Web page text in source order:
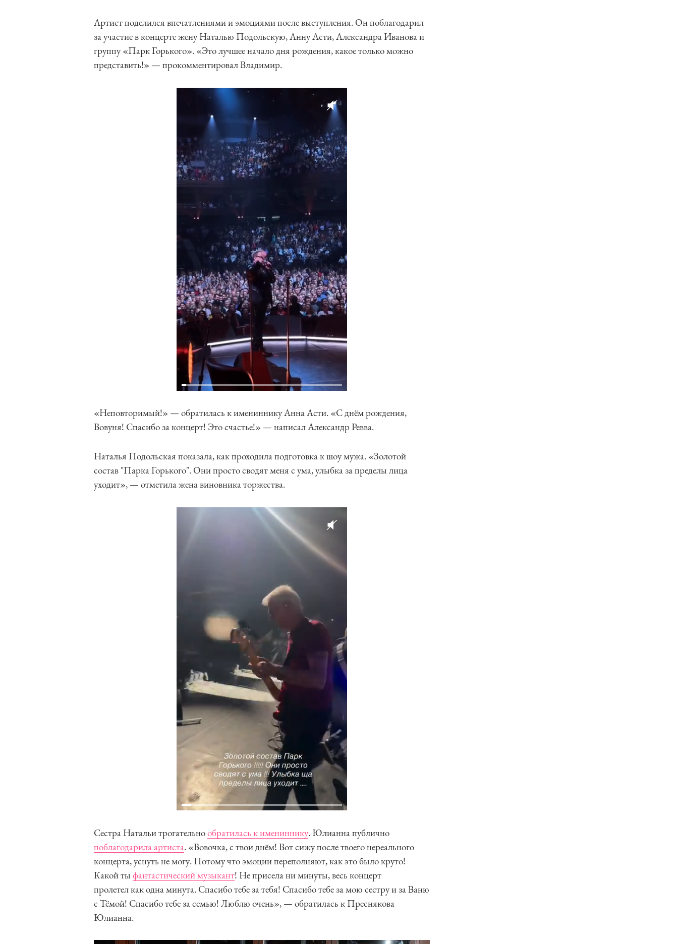
Артист поделился впечатлениями и эмоциями после выступления. Он поблагодарил
за участие в концерте жену Наталью Подольскую, Анну Асти, Александра Иванова и
группу «Парк Горького». «Это лучшее начало дня рождения, какое только можно
представить!» — прокомментировал Владимир.
«Неповторимый!» — обратилась к имениннику Анна Асти. «С днём рождения,
Вовуня! Спасибо за концерт! Это счастье!» — написал Александр Ревва.
Наталья Подольская показала, как проходила подготовка к шоу мужа. «Золотой
состав "Парка Горького". Они просто сводят меня с ума, улыбка за пределы лица
уходит», — отметила жена виновника торжества.
Сестра Натальи трогательнообратилась к имениннику. Юлианна публично
поблагодарила артиста. «Вовочка, с твои днём! Вот сижу после твоего нереального
концерта, уснуть не могу. Потому что эмоции переполняют, как это было круто!
Какой ты фантастический музыкант! Не присела ни минуты, весь концерт
пролетел как одна минута. Спасибо тебе за тебя! Спасибо тебе за мою сестру и за Ваню
с Тёмой! Спасибо тебе за семью! Люблю очень», — обратилась к Преснякова
Юлианна.